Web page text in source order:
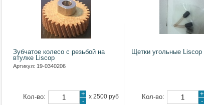
Зубчатое колесо с резьбой на
втулке Liscop
Артикул: 19-0340206
Кол-во: х 2500 руб
+
-
Щетки угольные Liscop
Кол-во:
+
-